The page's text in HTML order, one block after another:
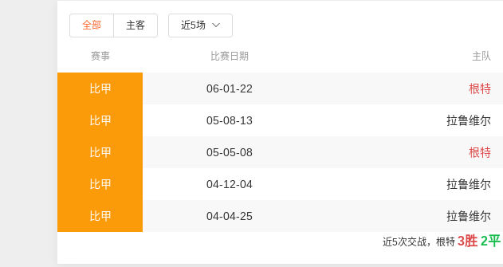
全部 主客 近5场
赛事 比赛日期 主队
比甲 06-01-22 根特
比甲 05-08-13 拉鲁维尔
比甲 05-05-08 根特
比甲 04-12-04 拉鲁维尔
比甲 04-04-25 拉鲁维尔
近5次交战，根特 3胜 2平